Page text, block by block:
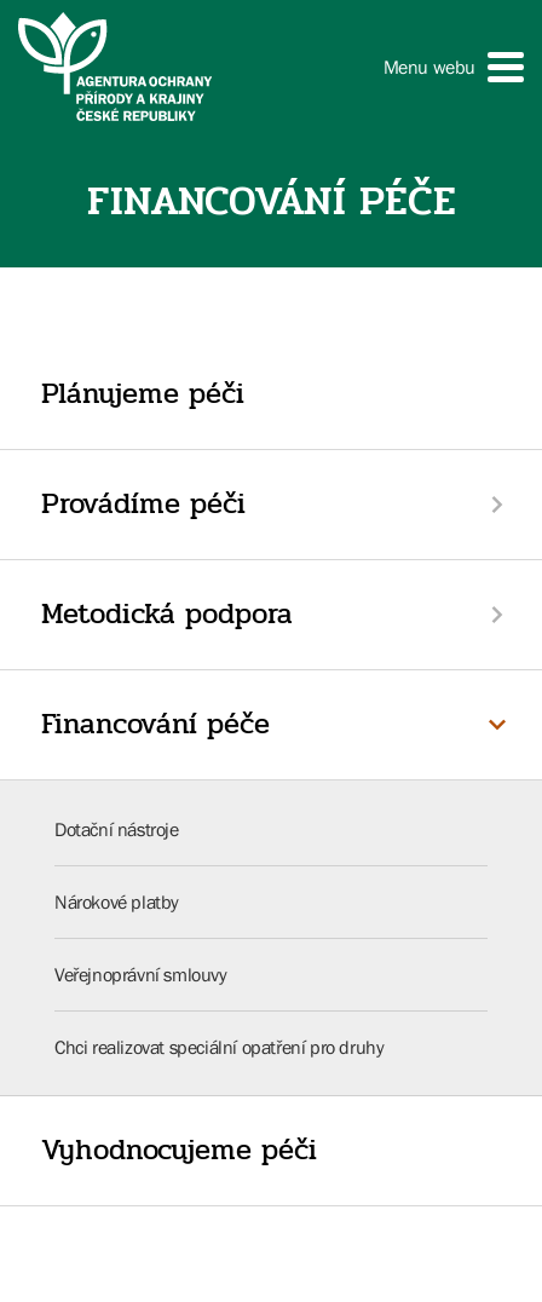
Menu webu
FINANCOVÁNÍ PÉČE
Plánujeme péči
Provádíme péči
Metodická podpora
Financování péče
Dotační nástroje
Nárokové platby
Veřejnoprávní smlouvy
Chci realizovat speciální opatření pro druhy
Vyhodnocujeme péči